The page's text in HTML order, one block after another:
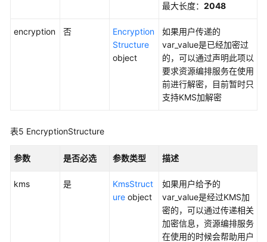
最大长度： 2048
encryption 否
Encryption
Structure
object
如果用户传递的
var_value是已经加密过
的，可以通过声明此项以
要求资源编排服务在使用
前进行解密，目前暂时只
支持KMS加解密
表5 EncryptionStructure
参数 是否必选 参数类型 描述
kms 是
KmsStruct
ure object
如果用户给予的
var_value是经过KMS加
密的，可以通过传递相关
加密信息，资源编排服务
在使用的时候会帮助用户